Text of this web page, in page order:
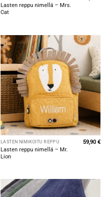
Lasten reppu nimellä – Mrs.
Cat
LASTEN NIMIKOITU REPPU
Lasten reppu nimellä – Mr.
Lion
59,90€